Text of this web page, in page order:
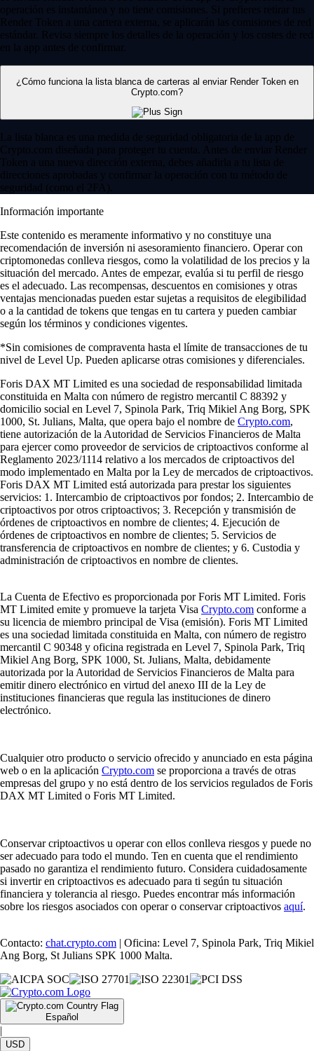
operación es instantánea y no tiene comisiones. Si prefieres retirar tus
Render Token a una cartera externa, se aplicarán las comisiones de red
estándar. Revisa siempre los detalles de la operación y los costes de red
en la app antes de confirmar.
¿Cómo funciona la lista blanca de carteras al enviar Render Token en
Crypto.com?
La lista blanca es una medida de seguridad obligatoria de la app de
Crypto.com diseñada para proteger tu cuenta. Antes de enviar Render
Token a una nueva dirección externa, debes añadirla a tu lista de
direcciones aprobadas y confirmar la operación con tu método de
seguridad (como el 2FA).
Información importante
Este contenido es meramente informativo y no constituye una
recomendación de inversión ni asesoramiento financiero. Operar con
criptomonedas conlleva riesgos, como la volatilidad de los precios y la
situación del mercado. Antes de empezar, evalúa si tu perfil de riesgo
es el adecuado. Las recompensas, descuentos en comisiones y otras
ventajas mencionadas pueden estar sujetas a requisitos de elegibilidad
o a la cantidad de tokens que tengas en tu cartera y pueden cambiar
según los términos y condiciones vigentes.
*Sin comisiones de compraventa hasta el límite de transacciones de tu
nivel de Level Up. Pueden aplicarse otras comisiones y diferenciales.
Foris DAX MT Limited es una sociedad de responsabilidad limitada
constituida en Malta con número de registro mercantil C 88392 y
domicilio social en Level 7, Spinola Park, Triq Mikiel Ang Borg, SPK
1000, St. Julians, Malta, que opera bajo el nombre de Crypto.com,
tiene autorización de la Autoridad de Servicios Financieros de Malta
para ejercer como proveedor de servicios de criptoactivos conforme al
Reglamento 2023/1114 relativo a los mercados de criptoactivos del
modo implementado en Malta por la Ley de mercados de criptoactivos.
Foris DAX MT Limited está autorizada para prestar los siguientes
servicios: 1. Intercambio de criptoactivos por fondos; 2. Intercambio de
criptoactivos por otros criptoactivos; 3. Recepción y transmisión de
órdenes de criptoactivos en nombre de clientes; 4. Ejecución de
órdenes de criptoactivos en nombre de clientes; 5. Servicios de
transferencia de criptoactivos en nombre de clientes; y 6. Custodia y
administración de criptoactivos en nombre de clientes.
La Cuenta de Efectivo es proporcionada por Foris MT Limited. Foris
MT Limited emite y promueve la tarjeta Visa Crypto.com conforme a
su licencia de miembro principal de Visa (emisión). Foris MT Limited
es una sociedad limitada constituida en Malta, con número de registro
mercantil C 90348 y oficina registrada en Level 7, Spinola Park, Triq
Mikiel Ang Borg, SPK 1000, St. Julians, Malta, debidamente
autorizada por la Autoridad de Servicios Financieros de Malta para
emitir dinero electrónico en virtud del anexo III de la Ley de
instituciones financieras que regula las instituciones de dinero
electrónico.
Cualquier otro producto o servicio ofrecido y anunciado en esta página
web o en la aplicación Crypto.com se proporciona a través de otras
empresas del grupo y no está dentro de los servicios regulados de Foris
DAX MT Limited o Foris MT Limited.
Conservar criptoactivos u operar con ellos conlleva riesgos y puede no
ser adecuado para todo el mundo. Ten en cuenta que el rendimiento
pasado no garantiza el rendimiento futuro. Considera cuidadosamente
si invertir en criptoactivos es adecuado para ti según tu situación
financiera y tolerancia al riesgo. Puedes encontrar más información
sobre los riesgos asociados con operar o conservar criptoactivos aquí.
Contacto: chat.crypto.com | Oficina: Level 7, Spinola Park, Triq Mikiel
Ang Borg, St Julians SPK 1000 Malta.
Español
|
USD